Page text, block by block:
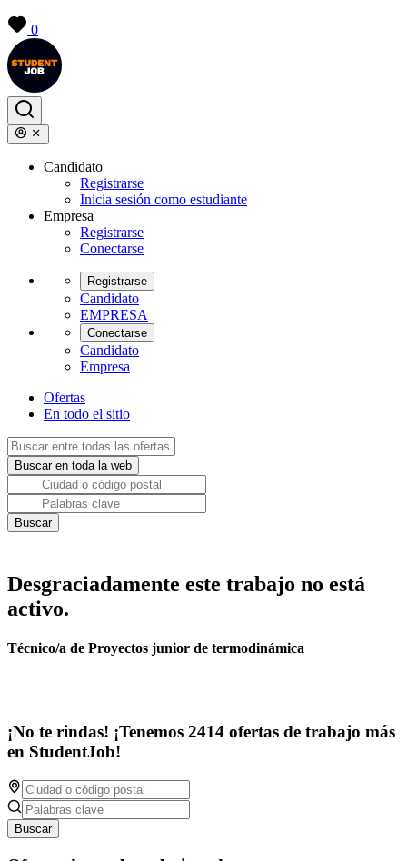
0
Candidato
Registrarse
Inicia sesión como estudiante
Empresa
Registrarse
Conectarse
Registrarse
Candidato
EMPRESA
Conectarse
Candidato
Empresa
Ofertas
En todo el sitio
Desgraciadamente este trabajo no está
activo.
Técnico/a de Proyectos junior de termodinámica
¡No te rindas! ¡Tenemos 2414 ofertas de trabajo más
en StudentJob!
Buscar